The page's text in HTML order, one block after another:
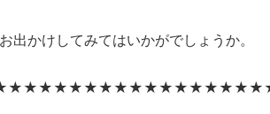
出かけしてみてはいかがでしょうか。